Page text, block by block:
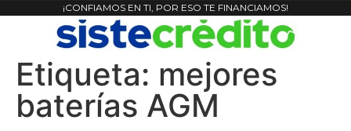
¡CONFIAMOS EN TI, POR ESO TE FINANCIAMOS!
Etiqueta: mejores
baterías AGM